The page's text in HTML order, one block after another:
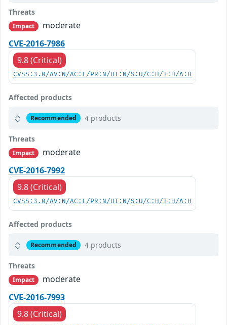
Threats
Impact
moderate
CVE-2016-7986
9.8 (Critical)
CVSS:3.0/AV:N/AC:L/PR:N/UI:N/S:U/C:H/I:H/A:H
Affected products
Recommended 4 products
Threats
Impact
moderate
CVE-2016-7992
9.8 (Critical)
CVSS:3.0/AV:N/AC:L/PR:N/UI:N/S:U/C:H/I:H/A:H
Affected products
Recommended 4 products
Threats
Impact
moderate
CVE-2016-7993
9.8 (Critical)